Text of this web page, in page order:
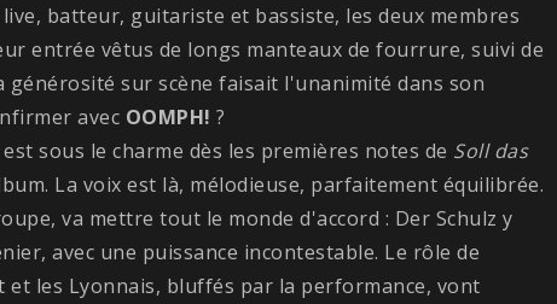
batteur, guitariste et bassiste, les deux membres
entrée vêtus de longs manteaux de fourrure, suivi de
générosité sur scène faisait l'unanimité dans son
avec OOMPH! ?
sous le charme dès les premières notes de Soll das
La voix est là, mélodieuse, parfaitement équilibrée.
va mettre tout le monde d'accord : Der Schulz y
avec une puissance incontestable. Le rôle de
et les Lyonnais, bluffés par la performance, vont